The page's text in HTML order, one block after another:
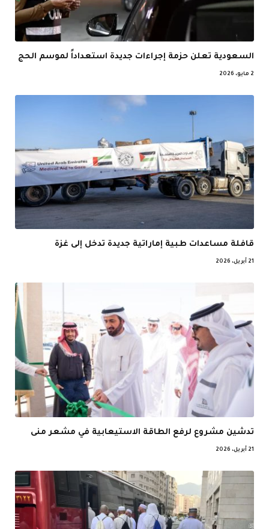
السعودية تعلن حزمة إجراءات جديدة استعداداً لموسم الحج
2 مايو، 2026
قافلة مساعدات طبية إماراتية جديدة تدخل إلى غزة
21 أبريل، 2026
تدشين مشروع لرفع الطاقة الاستيعابية في مشعر منى
21 أبريل، 2026